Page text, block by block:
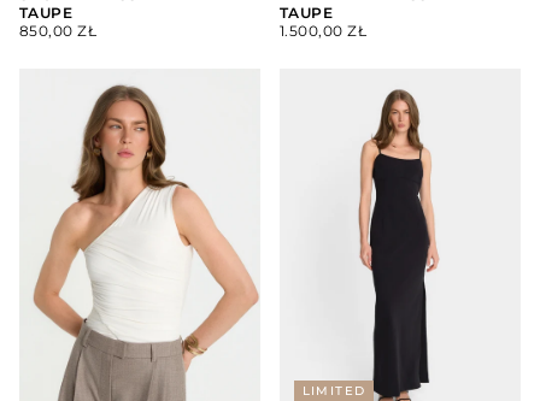
WYBIERZ
OPCJE
TAUPE
CENA
850,00 ZŁ
WYBIERZ
OPCJE
TAUPE
CENA
1.500,00 ZŁ
LIMITED